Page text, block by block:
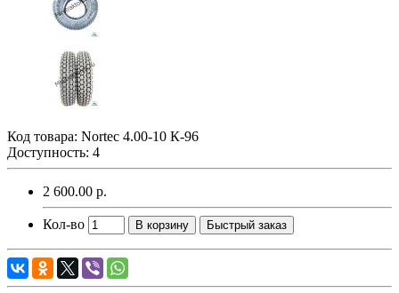
Код товара: Nortec 4.00-10 К-96
Доступность: 4
2 600.00 р.
Кол-во В корзину Быстрый заказ